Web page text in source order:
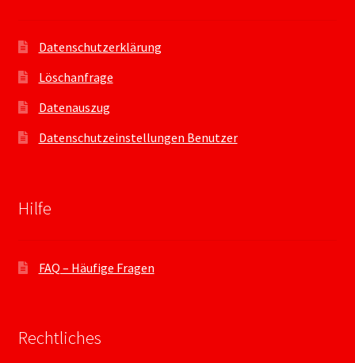
Datenschutzerklärung
Löschanfrage
Datenauszug
Datenschutzeinstellungen Benutzer
Hilfe
FAQ – Häufige Fragen
Rechtliches